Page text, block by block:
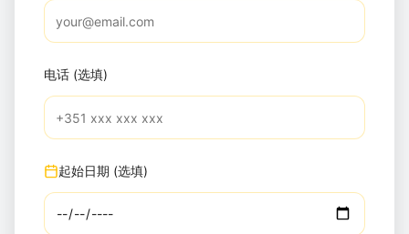
电话 (选填)
起始日期 (选填)